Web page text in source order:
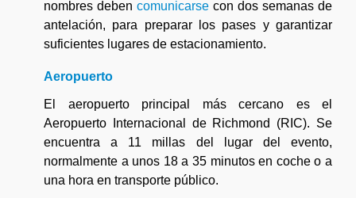
nombres deben comunicarse con dos semanas de
antelación, para preparar los pases y garantizar
suficientes lugares de estacionamiento.
Aeropuerto
El aeropuerto principal más cercano es el
Aeropuerto Internacional de Richmond (RIC). Se
encuentra a 11 millas del lugar del evento,
normalmente a unos 18 a 35 minutos en coche o a
una hora en transporte público.